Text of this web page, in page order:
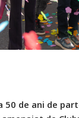
de ani de